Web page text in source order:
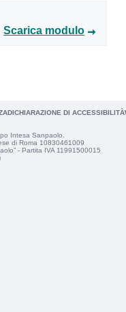
Scarica modulo
DICHIARAZIONE DI ACCESSIBILITÀ
Intesa Sanpaolo.
di Roma 10830461009
- Partita IVA 11991500015